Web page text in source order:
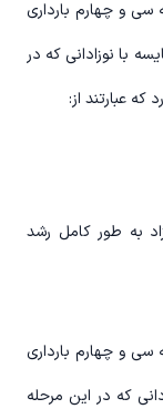
سی و چهارم بارداری
در مقایسه با نوزادانی که در
عبارتند از:
به طور کامل رشد
سی و چهارم بارداری
که در این مرحله